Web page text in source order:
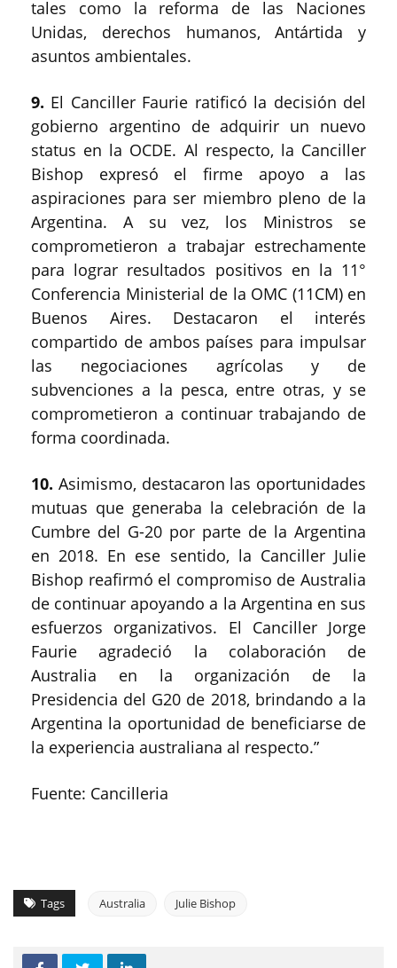
tales como la reforma de las Naciones
Unidas, derechos humanos, Antártida y
asuntos ambientales.
9. El Canciller Faurie ratificó la decisión del
gobierno argentino de adquirir un nuevo
status en la OCDE. Al respecto, la Canciller
Bishop expresó el firme apoyo a las
aspiraciones para ser miembro pleno de la
Argentina. A su vez, los Ministros se
comprometieron a trabajar estrechamente
para lograr resultados positivos en la 11°
Conferencia Ministerial de la OMC (11CM) en
Buenos Aires. Destacaron el interés
compartido de ambos países para impulsar
las negociaciones agrícolas y de
subvenciones a la pesca, entre otras, y se
comprometieron a continuar trabajando de
forma coordinada.
10. Asimismo, destacaron las oportunidades
mutuas que generaba la celebración de la
Cumbre del G-20 por parte de la Argentina
en 2018. En ese sentido, la Canciller Julie
Bishop reafirmó el compromiso de Australia
de continuar apoyando a la Argentina en sus
esfuerzos organizativos. El Canciller Jorge
Faurie agradeció la colaboración de
Australia en la organización de la
Presidencia del G20 de 2018, brindando a la
Argentina la oportunidad de beneficiarse de
la experiencia australiana al respecto.”
Fuente: Cancilleria
Tags Australia Julie Bishop